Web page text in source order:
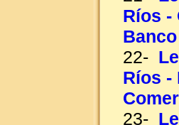
Ríos -
22-
Ríos -
23-